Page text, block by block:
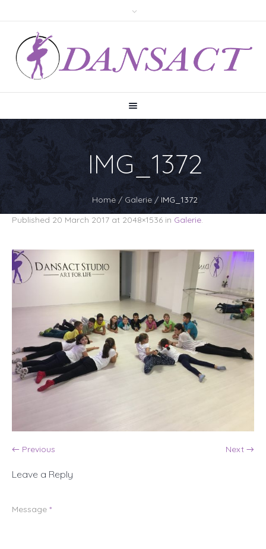
IMG_1372
Home / Galerie /IMG_1372
Published 20 March 2017 at 2048×1536 in Galerie.
← Previous Next →
Leave a Reply
Message *